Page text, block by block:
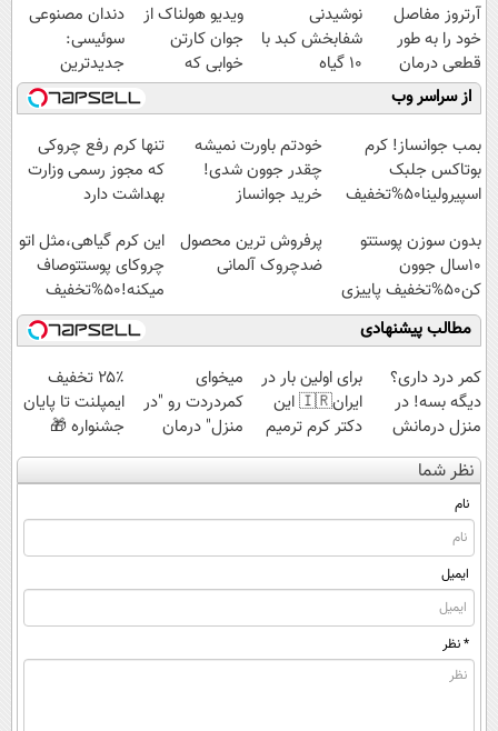
آرتروز مفاصل
خود را به طور
قطعی درمان
کنید!
◗پرسش‌نامه◖
نوشیدنی
شفابخش کبد با
10 گیاه
موثر(تخفیف تا
امشب)
ویدیو هولناک از
جوان کارتن
خوابی که
میلیاردر شد.
آموزش رایگان
دندان مصنوعی
سوئیسی:
جدیدترین
فناوری اروپا،
سبک و مقاوم |
پرداخت قسطی
از سراسر وب
بمب جوانساز! کرم
بوتاکس جلبک
اسپیرولینا50%تخفیف
خودتم باورت نمیشه
چقدر جوون شدی!
خرید جوانساز
ویژه
تنها کرم رفع چروکی
که مجوز رسمی وزارت
بهداشت دارد
بدون سوزن پوستتو
10سال جوون
کن50%تخفیف پاییزی
پرفروش ترین محصول
ضدچروک آلمانی
این کرم گیاهی،مثل اتو
چروکای پوستتوصاف
میکنه!50%تخفیف
مطالب پیشنهادی
کمر درد داری؟
دیگه بسه! در
منزل درمانش
کن
(◀پرسش‌نامه)
برای اولین بار در
ایران🇮🇷 این
دکتر کرم ترمیم
کننده 23 روزه
ساخت!
میخوای
کمردردت رو "در
منزل" درمان
کنی؟ (◂فیلم +
◂پرسش‌نامه)
۲۵٪ تخفیف
ایمپلنت تا پایان
جشنواره 🎁
نظر شما
نام
ایمیل
* نظر